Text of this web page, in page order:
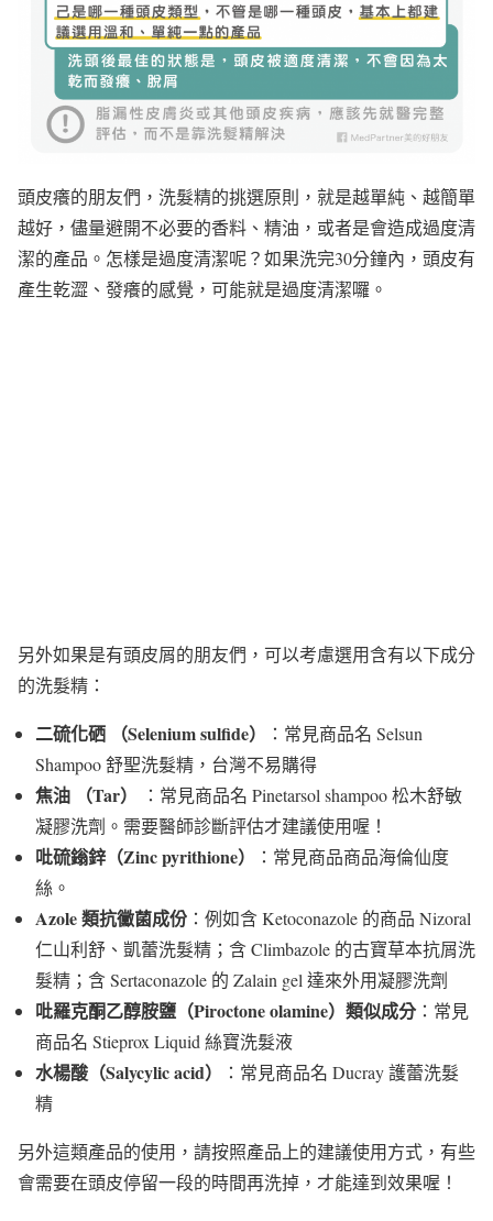
頭皮癢的朋友們，洗髮精的挑選原則，就是越單純、越簡單
越好，儘量避開不必要的香料、精油，或者是會造成過度清
潔的產品。怎樣是過度清潔呢？如果洗完30分鐘內，頭皮有
產生乾澀、發癢的感覺，可能就是過度清潔囉。
另外如果是有頭皮屑的朋友們，可以考慮選用含有以下成分
的洗髮精：
二硫化硒 （Selenium sulfide）
：常見商品名 Selsun
Shampoo 舒聖洗髮精，台灣不易購得
焦油 （Tar）
：常見商品名 Pinetarsol shampoo 松木舒敏
凝膠洗劑。需要醫師診斷評估才建議使用喔！
吡硫鎓鋅（Zinc pyrithione）
：常見商品商品海倫仙度
絲。
Azole 類抗黴菌成份 ：例如含 Ketoconazole 的商品 Nizoral
仁山利舒、凱蕾洗髮精；含 Climbazole 的古寶草本抗屑洗
髮精；含 Sertaconazole 的 Zalain gel 達來外用凝膠洗劑
吡羅克酮乙醇胺鹽（Piroctone olamine）類似成分：常見
商品名 Stieprox Liquid 絲寶洗髮液
水楊酸（Salycylic acid）
：常見商品名 Ducray 護蕾洗髮
精
另外這類產品的使用，請按照產品上的建議使用方式，有些
會需要在頭皮停留一段的時間再洗掉，才能達到效果喔！